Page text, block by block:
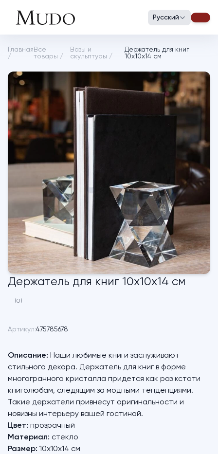
Русский
Главная
/
Все
товары /
Вазы и
скульптуры /
Держатель для книг
10х10х14 см
Держатель для книг 10х10х14 см
(0)
Артикул:475785678
Описание: Наши любимые книги заслуживают
стильного декора. Держатель для книг в форме
многогранного кристалла придется как раз кстати
книголюбам, следящим за модными тенденциями.
Такие держатели привнесут оригинальности и
новизны интерьеру вашей гостиной.
Цвет: прозрачный
Материал: стекло
Размер: 10х10х14 см